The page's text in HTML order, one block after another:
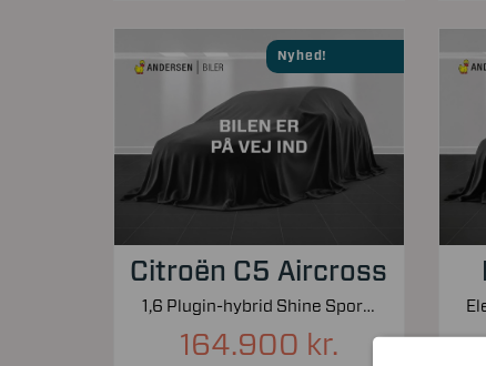
Nyhed!
Citroën C5 Aircross
1,6 Plugin-hybrid Shine Sport EAT8 225HK 5d 8g Aut.
164.900 kr.